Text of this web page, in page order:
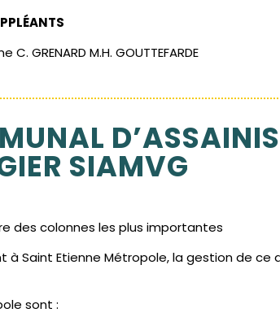
C. GRENARD M.H. GOUTTEFARDE
SIAMVG
des colonnes les plus importantes
Saint Etienne Métropole, la gestion de
sont :